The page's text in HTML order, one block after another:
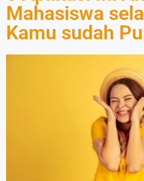
Mahasiswa
Kamu sudah